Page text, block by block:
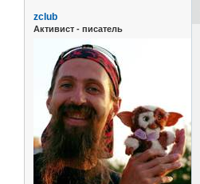
zclub
Активист - писатель